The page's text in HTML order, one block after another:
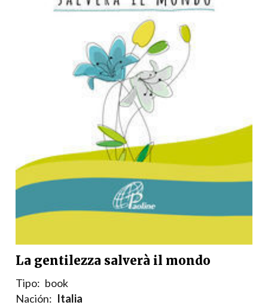
La gentilezza salverà il mondo
Tipo: book
Nación: Italia